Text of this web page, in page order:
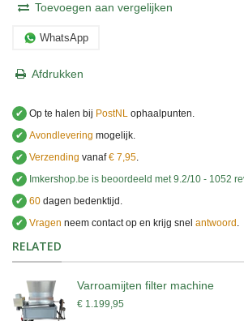
Toevoegen aan vergelijken
WhatsApp
Afdrukken
✔ Op te halen bij PostNL ophaalpunten.
✔ Avondlevering mogelijk.
✔ Verzending vanaf€ 7,95.
✔
Imkershop.be is beoordeeld met9.2/10 - 1052
✔ 60 dagen bedenktijd.
✔ Vragen neem contact op en krijg snel antwoord .
RELATED
Varroamijten filter machine
€ 1.199,95